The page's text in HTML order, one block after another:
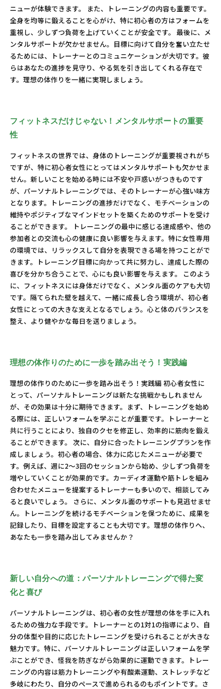
ニューが体験できます。 また、トレーニングの内容も重要です。
全身を均等に鍛えることを心がけ、特に初心者の方はフォームを
重視し、少しずつ負荷を上げていくことが安全です。 最後に、メ
ンタルサポートが欠かせません。目標に向けて自分を奮い立たせ
るためには、トレーナーとのコミュニケーションが大切です。彼
らはあなたの進捗を見守り、やる気を引き出してくれる存在で
す。理想の体作りを一緒に実現しましょう。
フィットネスだけじゃない！メンタルサポートの重要
性
フィットネスの世界では、身体のトレーニングが重要視されがち
ですが、特に初心者女性にとってはメンタルサポートも欠かせま
せん。新しいことを始める時には不安や戸惑いがつきものです
が、パーソナルトレーニングでは、そのトレーナーが心強い味方
となります。トレーニングの進捗だけでなく、モチベーションの
維持やポジティブなマインドセットを築くためのサポートを受け
ることができます。 トレーニングの最中に感じる達成感や、他の
参加者との交流も心の健康に良い影響を与えます。特に女性専用
の環境では、リラックスして自分を表現できる場を持つことがで
きます。トレーニング目標に向かって共に努力し、達成した際の
喜びを分かち合うことで、心にも良い影響を与えます。 このよう
に、フィットネスには身体だけでなく、メンタル面のケアも大切
です。隔てられた壁を越えて、一緒に成長し合う環境が、初心者
女性にとっての大きな支えとなるでしょう。心と体のバランスを
整え、より健やかな毎日を送りましょう。
理想の体作りのために一歩を踏み出そう！実践編
理想の体作りのために一歩を踏み出そう！実践編 初心者女性に
とって、パーソナルトレーニングは新たな挑戦かもしれません
が、その効果は十分に期待できます。まず、トレーニングを始め
る際には、正しいフォームを学ぶことが重要です。トレーナーと
共に行うことにより、独自のクセを修正し、効率的に筋肉を鍛え
ることができます。 次に、自分に合ったトレーニングプランを作
成しましょう。初心者の場合、体力に応じたメニューが必要で
す。例えば、週に2～3回のセッションから始め、少しずつ負荷を
増やしていくことが効果的です。カーディオ運動や筋トレを組み
合わせたメニューを提案するトレーナーも多いので、相談してみ
ると良いでしょう。 さらに、メンタル面のサポートも見逃せませ
ん。トレーニングを続けるモチベーションを保つために、成果を
記録したり、目標を設定することも大切です。理想の体作りへ、
あなたも一歩を踏み出してみませんか？
新しい自分への道：パーソナルトレーニングで得た変
化と喜び
パーソナルトレーニングは、初心者の女性が理想の体を手に入れ
るための強力な手段です。トレーナーとの1対1の指導により、自
分の体型や目的に応じたトレーニングを受けられることが大きな
魅力です。特に、パーソナルトレーニングは正しいフォームを学
ぶことができ、怪我を防ぎながら効果的に運動できます。トレー
ニングの内容は筋力トレーニングや有酸素運動、ストレッチなど
多岐にわたり、自分のペースで進められるのもポイントです。さ